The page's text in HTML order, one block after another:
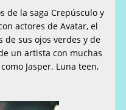
de la saga Crepúsculo y
actores de Avatar, el
sus ojos verdes y de
un artista con muchas
Jasper. Luna teen,